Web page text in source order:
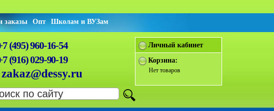
заказы Опт Школам и ВУЗам
(495) 960-16-54
(916) 029-90-19
zakaz@dessy.ru
Личный кабинет
Корзина:
Нет товаров